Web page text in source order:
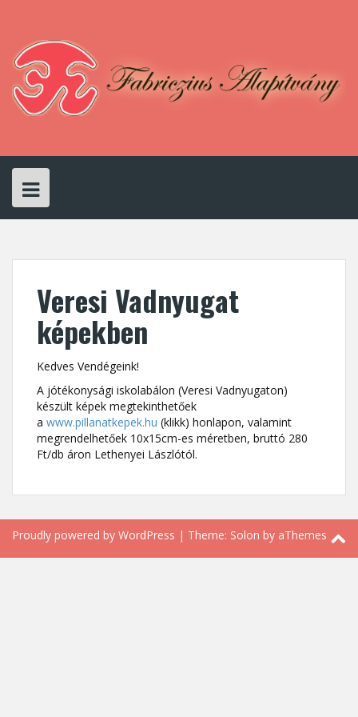
content
Veresi Vadnyugat
képekben
Kedves Vendégeink!
A jótékonysági iskolabálon (Veresi Vadnyugaton)
készült képek megtekinthetőek
a www.pillanatkepek.hu (klikk) honlapon, valamint
megrendelhetőek 10x15cm-es méretben, bruttó 280
Ft/db áron Lethenyei Lászlótól.
Proudly powered by WordPress | Theme: Solon by aThemes